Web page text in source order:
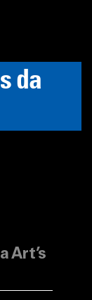
da
Art’s